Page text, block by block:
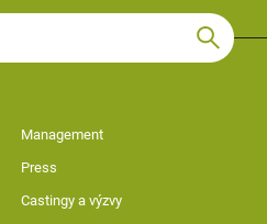
Management
Press
Castingy a výzvy